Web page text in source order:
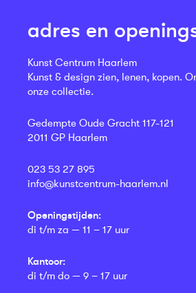
adres en
Kunst Centrum Haarlem
Kunst & design zien, lenen, kopen.
onze collectie.
Gedempte Oude Gracht 117-121
2011 GP Haarlem
023 53 27 895
info@kunstcentrum-haarlem.nl
Openingstijden:
di t/m za — 11 – 17 uur
Kantoor:
di t/m do — 9 – 17 uur